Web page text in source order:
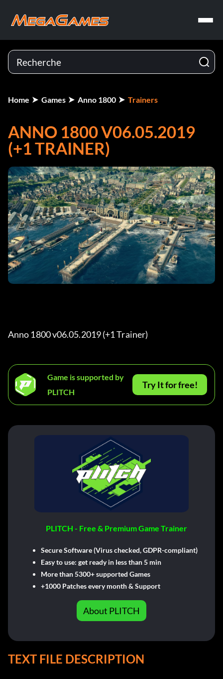
Home Games Anno 1800 Trainers
ANNO 1800 V06.05.2019
(+1 TRAINER)
Anno 1800 v06.05.2019 (+1 Trainer)
Game is supported by
PLITCH
Try It for free!
PLITCH - Free & Premium Game Trainer
Secure Software (Virus checked, GDPR-compliant)
Easy to use: get ready in less than 5 min
More than 5300+ supported Games
+1000 Patches every month & Support
About PLITCH
TEXT FILE DESCRIPTION